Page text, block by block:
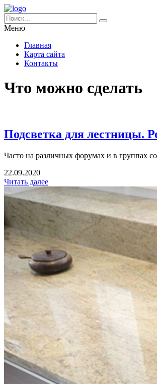
Меню
Главная
Карта сайта
Контакты
Что можно сделать
Подсветка для лестницы.
Часто на различных форумах и в группах
22.09.2020
Читать далее